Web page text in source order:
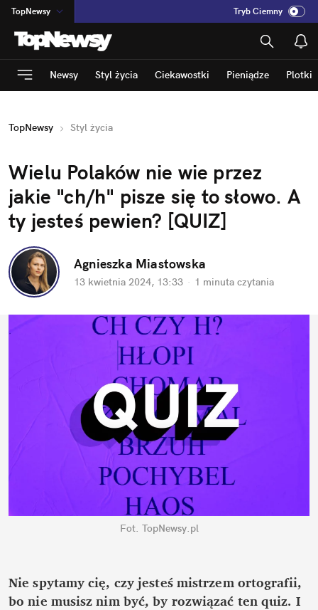
TopNewsy
na:Temat
INN:Poland
ASZ:dziennik
dad:HERO
Tryb Ciemny
Newsy Styl życia Ciekawostki Pieniądze Plotki
TopNewsy Styl życia
Wielu Polaków nie wie przez
jakie "ch/h" pisze się to słowo. A
ty jesteś pewien? [QUIZ]
Agnieszka Miastowska
13 kwietnia 2024, 13:33 · 1 minuta czytania
Fot. TopNewsy.pl
Nie spytamy cię, czy jesteś mistrzem ortografii,
bo nie musisz nim być, by rozwiązać ten quiz. I